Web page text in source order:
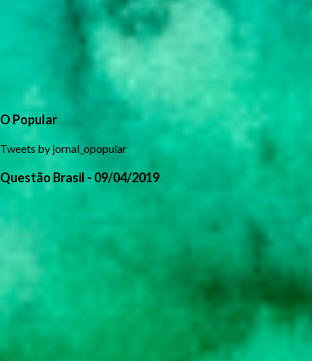
O Popular
Tweets by jornal_opopular
Questão Brasil - 09/04/2019